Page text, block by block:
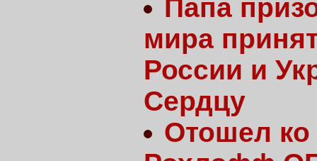
Папа
мира
России и
Сердцу
Отошел ко